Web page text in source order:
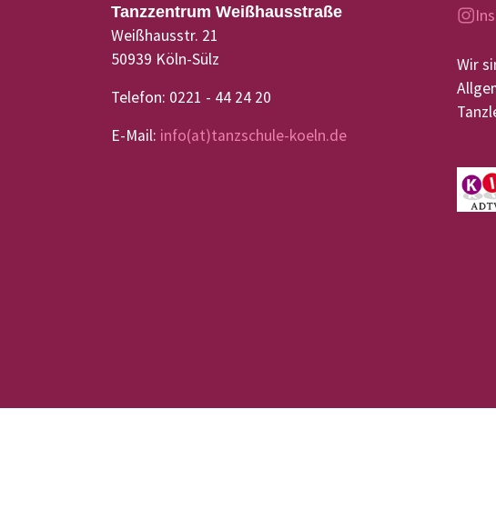
Tanzzentrum Weißhausstraße
Weißhausstr. 21
50939 Köln-Sülz
Telefon: 0221 - 44 24 20
E-Mail: info(at)tanzschule-koeln.de
Wir